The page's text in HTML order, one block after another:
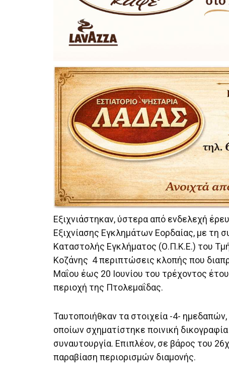
Εξιχνιάστηκαν, ύστερα από ενδελεχή
Εξιχνίασης Εγκλημάτων Εορδαίας, με
Καταστολής Εγκλήματος (Ο.Π.Κ.Ε.) του
Κοζάνης 4 περιπτώσεις κλοπής που
Μαΐου έως 20 Ιουνίου του τρέχοντος
περιοχή της Πτολεμαΐδας.
Ταυτοποιήθκαν τα στοιχεία -4-
οποίων σχηματίστηκε ποινική
συναυτουργία. Επιπλέον, σε βάρος του
παραβίαση περιορισμών διαμονής.